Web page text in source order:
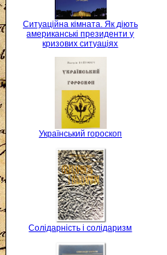
Ситуаційна кімната. Як діють
американські президенти у
кризових ситуаціях
Український гороскоп
Солідарність і солідаризм